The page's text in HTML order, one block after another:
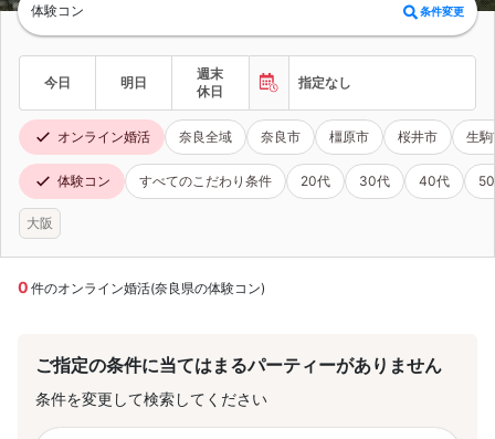
体験コン 条件変更
今日 明日
週末
休日
指定なし
オンライン婚活 奈良全域 奈良市 橿原市 桜井市 生
体験コン すべてのこだわり条件 20代 30代 40代
大阪
0 件のオンライン婚活(奈良県の体験コン)
ご指定の条件に当てはまるパーティーがありません
条件を変更して検索してください